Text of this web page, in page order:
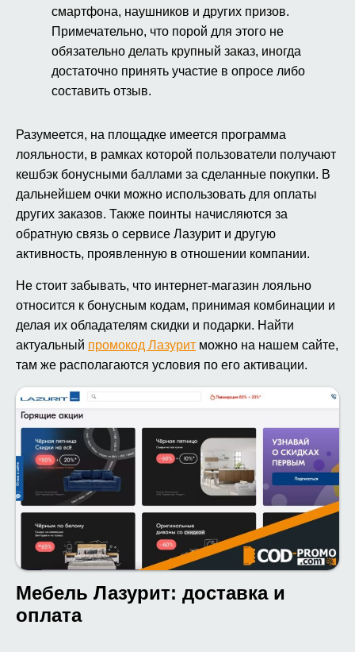
смартфона, наушников и других призов.
Примечательно, что порой для этого не
обязательно делать крупный заказ, иногда
достаточно принять участие в опросе либо
составить отзыв.
Разумеется, на площадке имеется программа
лояльности, в рамках которой пользователи получают
кешбэк бонусными баллами за сделанные покупки. В
дальнейшем очки можно использовать для оплаты
других заказов. Также поинты начисляются за
обратную связь о сервисе Лазурит и другую
активность, проявленную в отношении компании.
Не стоит забывать, что интернет-магазин лояльно
относится к бонусным кодам, принимая комбинации и
делая их обладателям скидки и подарки. Найти
актуальный промокод Лазурит можно на нашем сайте,
там же располагаются условия по его активации.
Мебель Лазурит: доставка и
оплата